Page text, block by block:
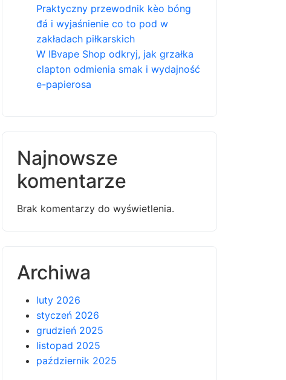
Praktyczny przewodnik kèo bóng
đá i wyjaśnienie co to pod w
zakładach piłkarskich
W IBvape Shop odkryj, jak grzałka
clapton odmienia smak i wydajność
e-papierosa
Najnowsze
komentarze
Brak komentarzy do wyświetlenia.
Archiwa
luty 2026
styczeń 2026
grudzień 2025
listopad 2025
październik 2025